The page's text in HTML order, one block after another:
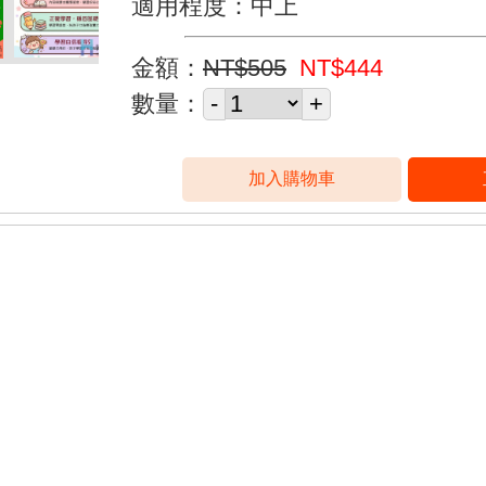
適用程度：中上
金額： NT$505 NT$444
數量：